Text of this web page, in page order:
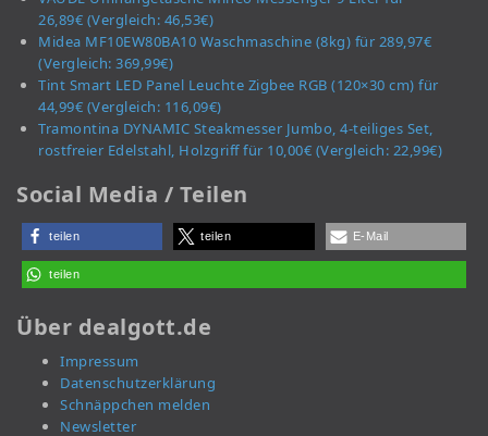
26,89€ (Vergleich: 46,53€)
Midea MF10EW80BA10 Waschmaschine (8kg) für 289,97€
(Vergleich: 369,99€)
Tint Smart LED Panel Leuchte Zigbee RGB (120×30 cm) für
44,99€ (Vergleich: 116,09€)
Tramontina DYNAMIC Steakmesser Jumbo, 4-teiliges Set,
rostfreier Edelstahl, Holzgriff für 10,00€ (Vergleich: 22,99€)
Social Media / Teilen
teilen teilen E-Mail
teilen
Über dealgott.de
Impressum
Datenschutzerklärung
Schnäppchen melden
Newsletter